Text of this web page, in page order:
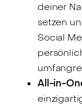
deiner
setzen
Social
All-in-